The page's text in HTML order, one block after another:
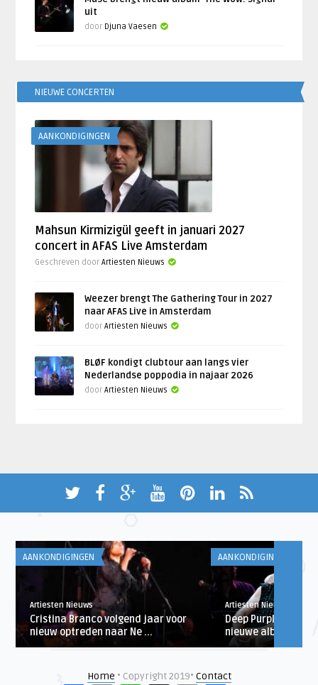
uit
door Djuna Vaesen
NIEUWE CONCERTEN
AANKONDIGINGEN
Mahsun Kirmizigül geeft in januari 2027
concert in AFAS Live Amsterdam
Geschreven doorArtiesten Nieuws
Weezer brengt The Gathering Tour in 2027
naar AFAS Live in Amsterdam
doorArtiesten Nieuws
BLØF kondigt clubtour aan langs vier
Nederlandse poppodia in najaar 2026
doorArtiesten Nieuws
AANKONDIGINGEN
Artiesten Nieuws
Cristina Branco volgend jaar voor
nieuw optreden naar Ne ...
AANKONDIGINGEN
Artiesten Nieuws
Deep Purple brengt
nieuwe album
Home • Copyright 2019• Contact